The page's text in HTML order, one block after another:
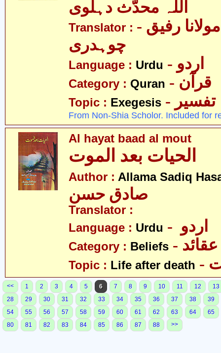
اللہ محدّث دہلوی
Translator : - پرفیسر مولانا رفیق
چوہدری
Language : Urdu - اردو
Category : Quran - قرآن
Topic : Exegesis - تفسیر
From Non-Shia Scholor. Included for
Al hayat baad al mout
الحیات بعد الموت
Author : Allama Sadiq
صادق حسن
Translator :
Language : Urdu
Category : Beliefs - عقائد
Topic : Life after death
<< 1 2 3 4 5 6 7 8 9 10 11 12
13
28
29 30 31 32 33 34 35 36 37 38
39
54
55 56 57 58 59 60 61 62 63 64
65
80
81 82 83 84 85 86 87 88 >>